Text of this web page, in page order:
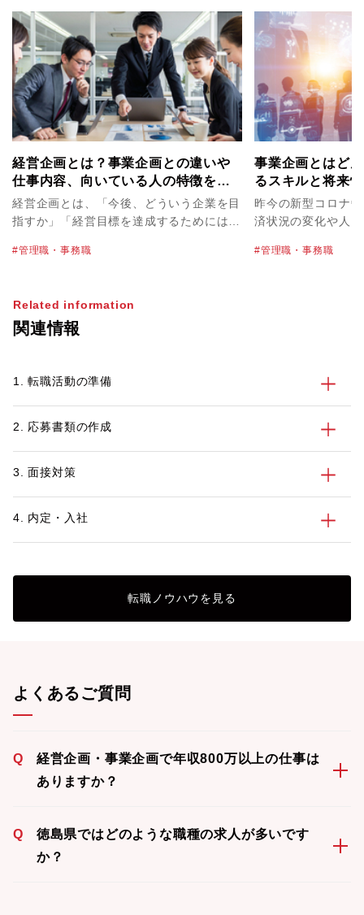
経営企画とは？事業企画との違いや
仕事内容、向いている人の特徴を解
説
経営企画とは、「今後、どういう企業を目
指すか」「経営目標を達成するためにはど
営をサポートする仕事です。会社の成長に
かには「経営企画としてのキャリアを考え
た時に、自分に向いている仕事なのか」
とはどのような仕事なのかをはじめ、事業
な仕事内容や1日のスケジュールもまとめ
ているので、キャリアを考える上でご参考
にしてみてください。 パソナでは無料の
提供をさせていただきますので、お気軽に
ご相談ください。
管理職・事務職
事業企画とはど
るスキルと将来
昨今の新型コロナ
済状況の変化や人
います。既存の事
重要な役割を果た
ャリアパスなどに
業企画に興味があ
画を希望している
アに関するご相談
可能ですので、お
管理職・事務職
Related information
関連情報
1. 転職活動の準備
2. 応募書類の作成
3. 面接対策
4. 内定・入社
転職ノウハウを見る
よくあるご質問
Q
経営企画・事業企画で年収800万以上の仕事は
ありますか？
Q
徳島県ではどのような職種の求人が多いです
か？